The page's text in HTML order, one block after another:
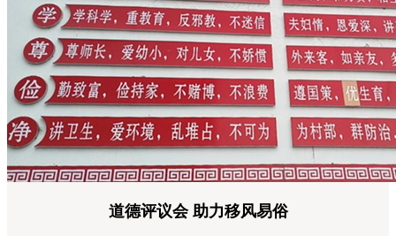
道德评议会 助力移风易俗